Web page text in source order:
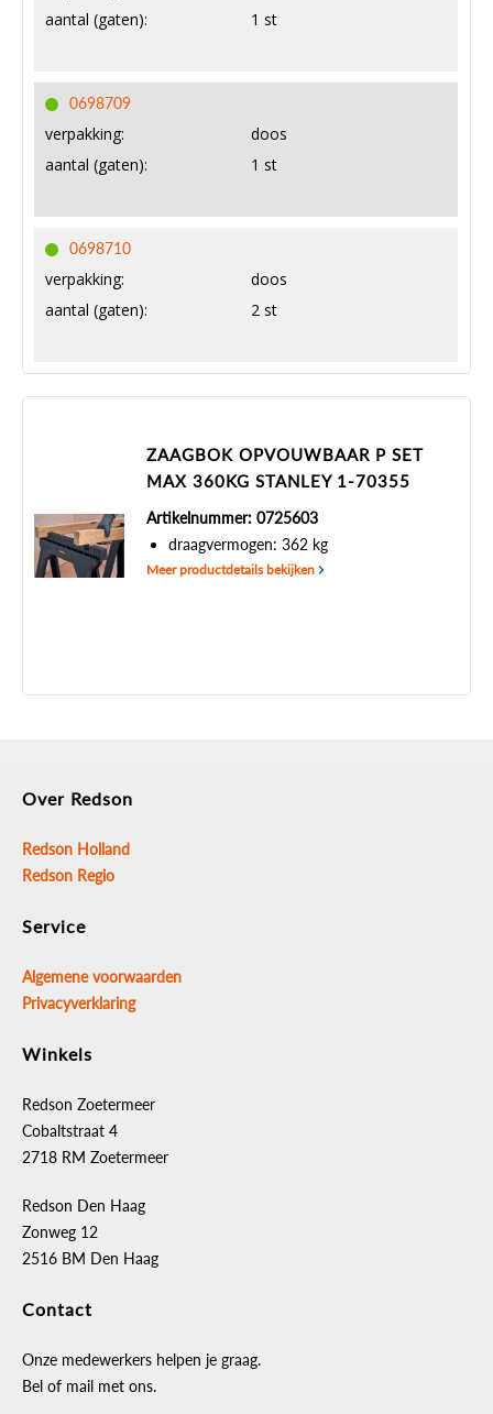
aantal (gaten):
1 st
0698709
verpakking:
doos
aantal (gaten):
1 st
0698710
verpakking:
doos
aantal (gaten):
2 st
ZAAGBOK OPVOUWBAAR P SET
MAX 360KG STANLEY 1-70355
Artikelnummer: 0725603
draagvermogen: 362 kg
Meer productdetails bekijken
Over Redson
Redson Holland
Redson Regio
Service
Algemene voorwaarden
Privacyverklaring
Winkels
Redson Zoetermeer
Cobaltstraat 4
2718 RM Zoetermeer
Redson Den Haag
Zonweg 12
2516 BM Den Haag
Contact
Onze medewerkers helpen je graag.
Bel of mail met ons.